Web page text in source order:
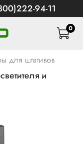
94-11
0
для штативов
и